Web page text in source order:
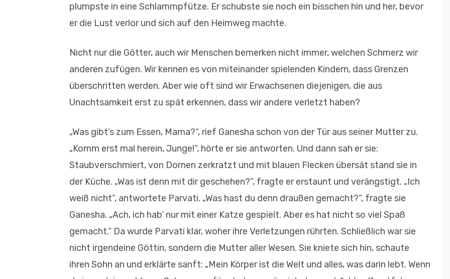
plumpste in eine Schlammpfütze. Er schubste sie noch ein bisschen hin und her, bevor
er die Lust verlor und sich auf den Heimweg machte.
Nicht nur die Götter, auch wir Menschen bemerken nicht immer, welchen Schmerz wir
anderen zufügen. Wir kennen es von miteinander spielenden Kindern, dass Grenzen
überschritten werden. Aber wie oft sind wir Erwachsenen diejenigen, die aus
Unachtsamkeit erst zu spät erkennen, dass wir andere verletzt haben?
„Was gibt’s zum Essen, Mama?“, rief Ganesha schon von der Tür aus seiner Mutter zu.
„Komm erst mal herein, Junge!“, hörte er sie antworten. Und dann sah er sie:
Staubverschmiert, von Dornen zerkratzt und mit blauen Flecken übersät stand sie in
der Küche. „Was ist denn mit dir geschehen?“, fragte er erstaunt und verängstigt. „Ich
weiß nicht“, antwortete Parvati. „Was hast du denn draußen gemacht?“, fragte sie
Ganesha. „Ach, ich hab’ nur mit einer Katze gespielt. Aber es hat nicht so viel Spaß
gemacht.“ Da wurde Parvati klar, woher ihre Verletzungen rührten. Schließlich war sie
nicht irgendeine Göttin, sondern die Mutter aller Wesen. Sie kniete sich hin, schaute
ihren Sohn an und erklärte sanft: „Mein Körper ist die Welt und alles, was darin lebt. Wenn